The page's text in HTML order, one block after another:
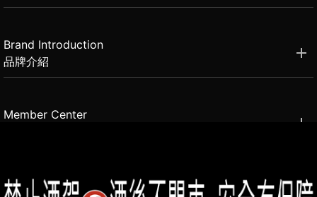
Brand Introduction
品牌介紹
Member Center
2021思橙國際有限公司 版權所有 禁止轉貼節錄 All rights reserved.